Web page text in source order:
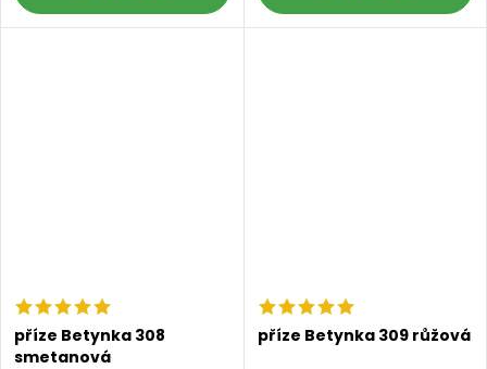
příze Betynka 308
smetanová
příze Betynka 309 růžová